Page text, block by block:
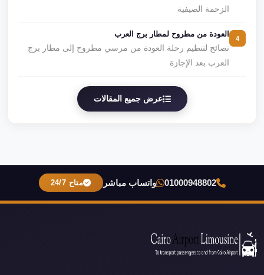
الزحمة الصيفية
العودة من مطروح لمطار برج العرب
نصائح لتنظيم رحلة العودة من مرسي مطروح إلى مطار برج
العرب بعد الإجازة
عرض جميع المقالات
01000948802 واتساب مباشر متاح 24/7